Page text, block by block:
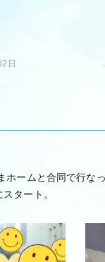
日
ームと合同で行な
タート。